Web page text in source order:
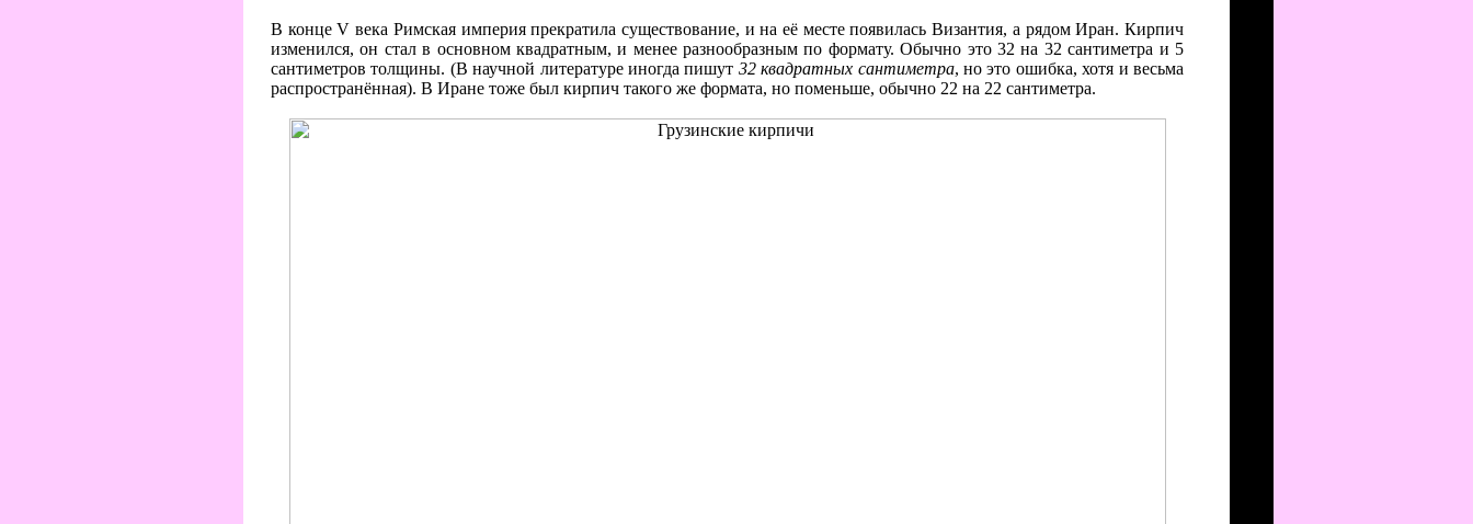
В конце V века Римская империя прекратила существование, и на её месте появилась Византия, а рядом Иран. Кирпич
изменился, он стал в основном квадратным, и менее разнообразным по формату. Обычно это 32 на 32 сантиметра и 5
сантиметров толщины. (В научной литературе иногда пишут 32 квадратных сантиметра, но это ошибка, хотя и весьма
распространённая). В Иране тоже был кирпич такого же формата, но поменьше, обычно 22 на 22 сантиметра.